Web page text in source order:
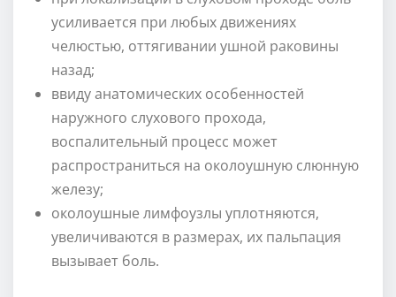
усиливается при любых движениях
челюстью, оттягивании ушной раковины
назад;
ввиду анатомических особенностей
наружного слухового прохода,
воспалительный процесс может
распространиться на околоушную слюнную
железу;
околоушные лимфоузлы уплотняются,
увеличиваются в размерах, их пальпация
вызывает боль.